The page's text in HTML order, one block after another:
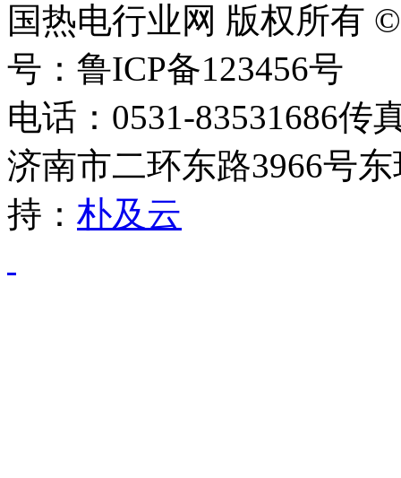
国热电行业网 版权所有
号：鲁ICP备123456号
电话：0531-83531686传
济南市二环东路3966号
持： 朴及云